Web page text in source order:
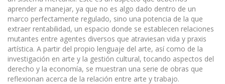
aprender a manejar, ya que no es algo dado dentro de un
marco perfectamente regulado, sino una potencia de la que
extraer rentabilidad, un espacio donde se establecen relaciones
mutantes entre agentes diversos que atraviesan vida y praxis
artística. A partir del propio lenguaje del arte, así como de la
investigación en arte y la gestión cultural, tocando aspectos del
derecho y la economía, se muestran una serie de obras que
reflexionan acerca de la relación entre arte y trabajo.